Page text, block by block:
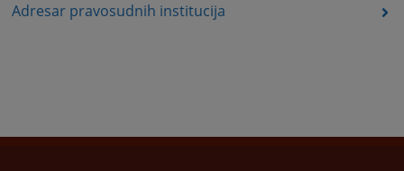
Adresar pravosudnih institucija